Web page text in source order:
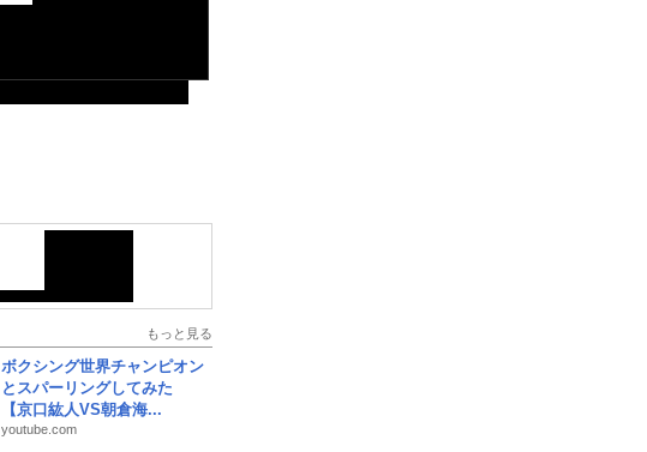
もっと見る
ボクシング世界チャンピオン
とスパーリングしてみた
【京口紘人VS朝倉海...
youtube.com